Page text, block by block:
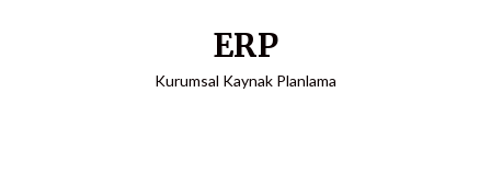
ERP
Kurumsal Kaynak Planlama